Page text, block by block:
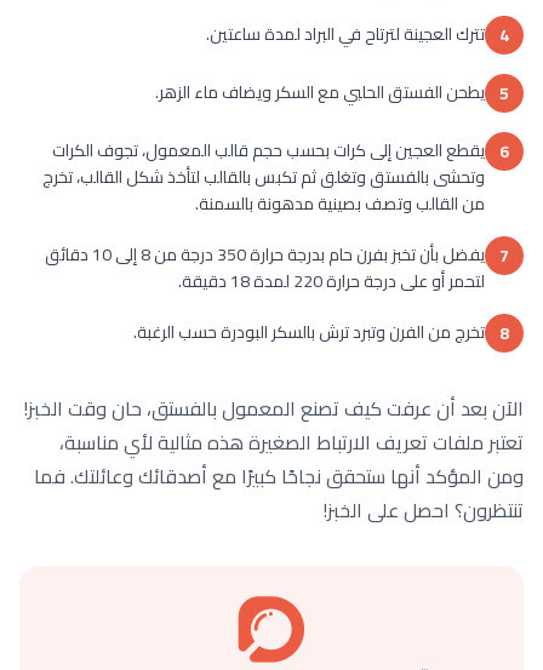
4 تترك العجينة لترتاح في البراد لمدة ساعتين.
5 يطحن الفستق الحلبي مع السكر ويضاف ماء الزهر.
6 يقطع العجين إلى كرات بحسب حجم قالب المعمول، تجوف الكرات
وتحشى بالفستق وتغلق ثم تكبس بالقالب لتأخذ شكل القالب، تخرج
من القالب وتصف بصينية مدهونة بالسمنة.
7
يفضل بأن تخبز بفرن حام بدرجة حرارة 350 درجة من 8 إلى 10 دقائق
لتحمر أو على درجة حرارة 220 لمدة 18 دقيقة.
8 تخرج من الفرن وتبرد ترش بالسكر البودرة حسب الرغبة.
الآن بعد أن عرفت كيف تصنع المعمول بالفستق، حان وقت الخبز!
تعتبر ملفات تعريف الارتباط الصغيرة هذه مثالية لأي مناسبة،
ومن المؤكد أنها ستحقق نجاحًا كبيرًا مع أصدقائك وعائلتك. فما
تنتظرون؟ احصل على الخبز!